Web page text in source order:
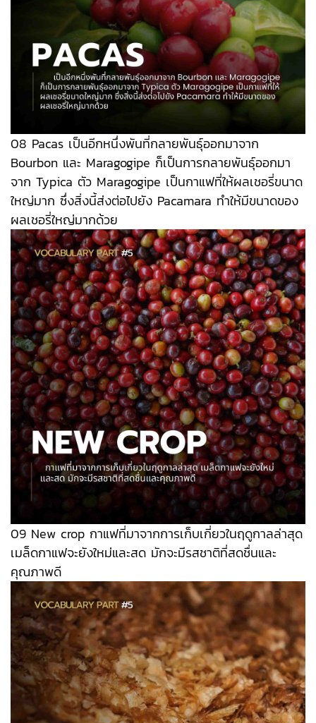
08 Pacas เป็นอีกหนึ่งพันที่กลายพันธุ์ออกมาจาก
Bourbon และ Maragogipe ก็เป็นการกลายพันธุ์ออกมา
จาก Typica ตัว Maragogipe เป็นกาแฟที่ให้ผลเชอรี่ขนาด
ใหญ่มาก ซึ่งสิ่งนี้ส่งต่อไปยัง Pacamara ทำให้มีขนาดของ
ผลเชอรี่ใหญ่มากด้วย
09 New crop กาแฟที่มาจากการเก็บเกี่ยวในฤดูกาลล่าสุด
เมล็ดกาแฟจะยังใหม่และสด มักจะมีรสชาติที่สดชื่นและ
คุณภาพดี